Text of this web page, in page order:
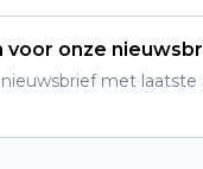
voor onze
met laatste